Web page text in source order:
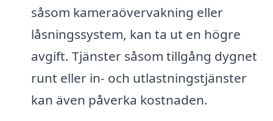
såsom kameraövervakning eller
låsningssystem, kan ta ut en högre
avgift. Tjänster såsom tillgång dygnet
runt eller in- och utlastningstjänster
kan även påverka kostnaden.